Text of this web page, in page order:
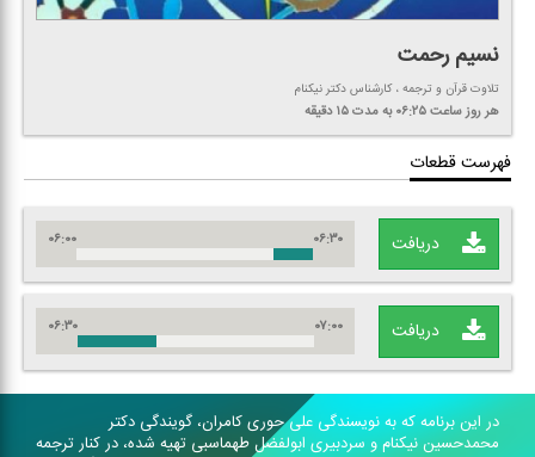
نسیم رحمت
تلاوت قرآن و ترجمه ، كارشناس دكتر نیكنام
هر روزساعت ۰۶:۲۵ به مدت ۱۵ دقیقه
فهرست قطعات
دریافت ۰۶:۰۰ ۰۶:۳۰
دریافت ۰۶:۳۰ ۰۷:۰۰
در این برنامه كه به نویسندگی علی حوری كامران، گویندگی دكتر
محمدحسین نیكنام و سردبیری ابولفضل طهماسبی تهیه شده، در كنار ترجمه